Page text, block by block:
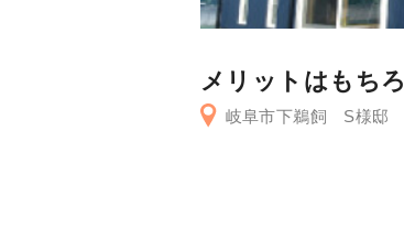
メリットはもち
岐阜市下鵜飼 S様邸